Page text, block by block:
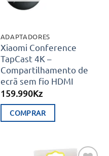
ADAPTADORES
Xiaomi Conference
TapCast 4K –
Compartilhamento de
ecrã sem fio HDMI
159.990Kz
COMPRAR